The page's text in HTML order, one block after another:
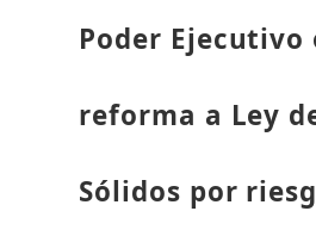
Poder Ejecutivo
reforma a Ley
Sólidos por